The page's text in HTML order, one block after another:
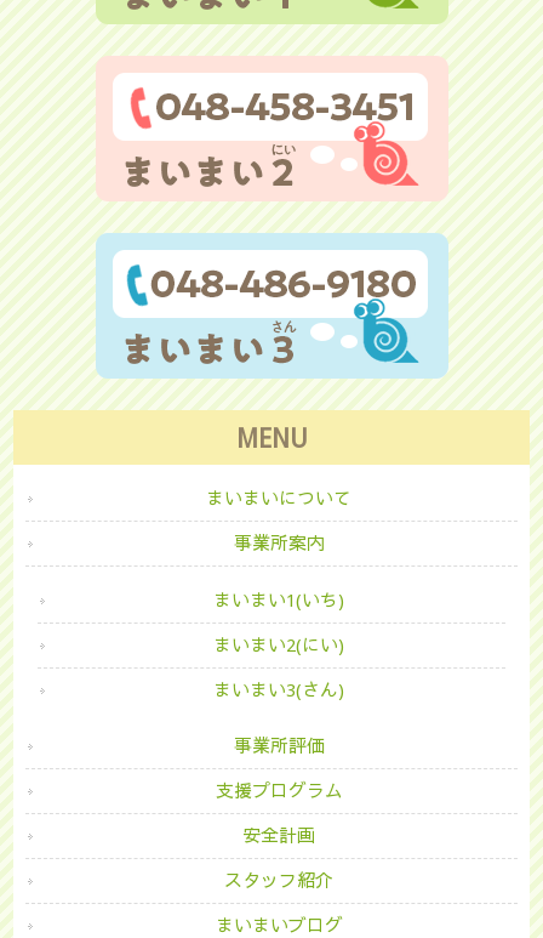
MENU
まいまいについて
事業所案内
まいまい1(いち)
まいまい2(にい)
まいまい3(さん)
事業所評価
支援プログラム
安全計画
スタッフ紹介
まいまいブログ